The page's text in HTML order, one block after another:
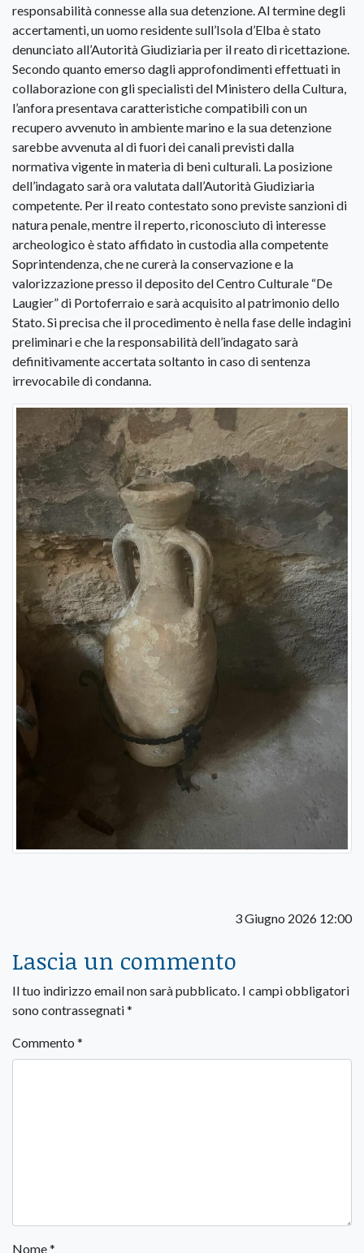
responsabilità connesse alla sua detenzione. Al termine degli
accertamenti, un uomo residente sull’Isola d’Elba è stato
denunciato all’Autorità Giudiziaria per il reato di ricettazione.
Secondo quanto emerso dagli approfondimenti effettuati in
collaborazione con gli specialisti del Ministero della Cultura,
l’anfora presentava caratteristiche compatibili con un
recupero avvenuto in ambiente marino e la sua detenzione
sarebbe avvenuta al di fuori dei canali previsti dalla
normativa vigente in materia di beni culturali. La posizione
dell’indagato sarà ora valutata dall’Autorità Giudiziaria
competente. Per il reato contestato sono previste sanzioni di
natura penale, mentre il reperto, riconosciuto di interesse
archeologico è stato affidato in custodia alla competente
Soprintendenza, che ne curerà la conservazione e la
valorizzazione presso il deposito del Centro Culturale “De
Laugier” di Portoferraio e sarà acquisito al patrimonio dello
Stato. Si precisa che il procedimento è nella fase delle indagini
preliminari e che la responsabilità dell’indagato sarà
definitivamente accertata soltanto in caso di sentenza
irrevocabile di condanna.
3 Giugno 2026 12:00
Lascia un commento
Il tuo indirizzo email non sarà pubblicato. I campi obbligatori
sono contrassegnati*
Commento *
Nome*